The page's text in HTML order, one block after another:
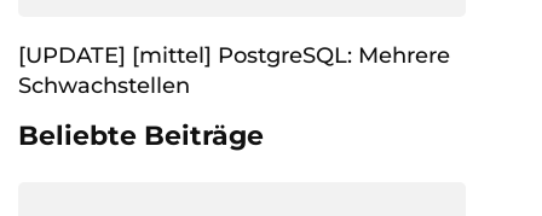
[UPDATE] [mittel] PostgreSQL: Mehrere
Schwachstellen
Beliebte Beiträge